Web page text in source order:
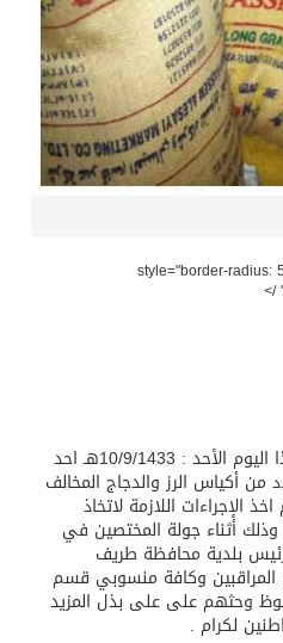
" style="border-
أقفلت بلدية محافظة طريف هذا اليوم الأحد : 10/9/1433هـ احد
أكياس الرز والدجاج المخالف
اللازمة لاتخاذ
أثناء جولة المختصين في
بلدية محافظة طريف
وكافة منسوبي قسم
وحثهم على على بذل المزيد
لكرام .